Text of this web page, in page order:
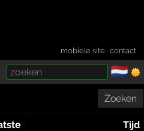
mobiele site ·contact
🇳🇱
Zoeken
Tijd